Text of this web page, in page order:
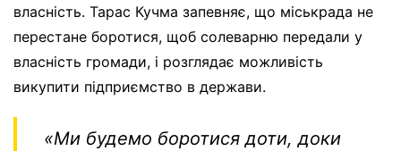
власність. Тарас Кучма запевняє, що міськрада не
перестане боротися, щоб солеварню передали у
власність громади, і розглядає можливість
викупити підприємство в держави.
«Ми будемо боротися доти, доки